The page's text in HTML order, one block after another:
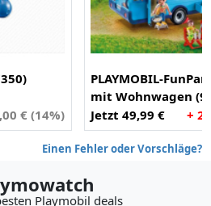
€ (14%)
PLAYMOBIL-
mit Wohnwagen
Jetzt 49,99 €
+
Einen Fehler oder Vorschläge?
Playmobil deals